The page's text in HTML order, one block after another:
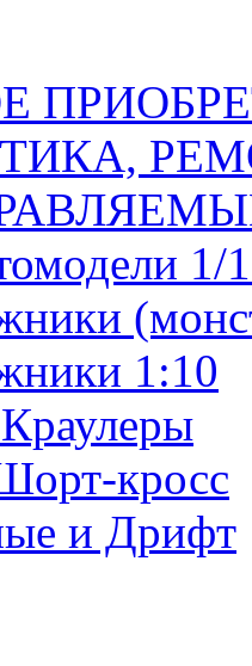
1/
1:10
кросс
и Дрифт